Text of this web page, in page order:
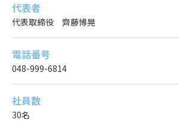
代表者
代表取締役 齊藤博晃
電話番号
048-999-6814
社員数
30名